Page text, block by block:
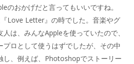
のおかげだと言ってもいいですね。
Love Letter』の時でした。音楽やグ
は、みんなAppleを使っていたので、
プロとして使うはずでしたが、その中
し、例えば、Photoshopでストーリー